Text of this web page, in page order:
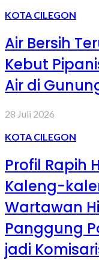
KOTA CILEGON
Air Bersih
Kebut
Air di
28 Juli 2026
KOTA CILEGON
Profil Rapih
Kaleng-
Wartawan
Panggung
jadi